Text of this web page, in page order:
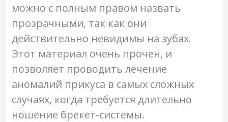
можно с полным правом назвать
прозрачными, так как они
действительно невидимы на зубах.
Этот материал очень прочен, и
позволяет проводить лечение
аномалий прикуса в самых сложных
случаях, когда требуется длительно
ношение брекет-системы.